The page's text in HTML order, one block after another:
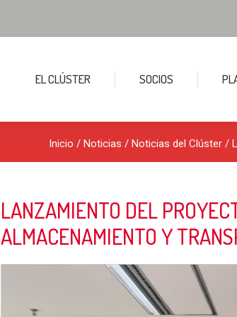
EL CLÚSTER SOCIOS
Inicio / Noticias / Noticias del Clúster /
LANZAMIENTO DEL
ALMACENAMIENTO Y